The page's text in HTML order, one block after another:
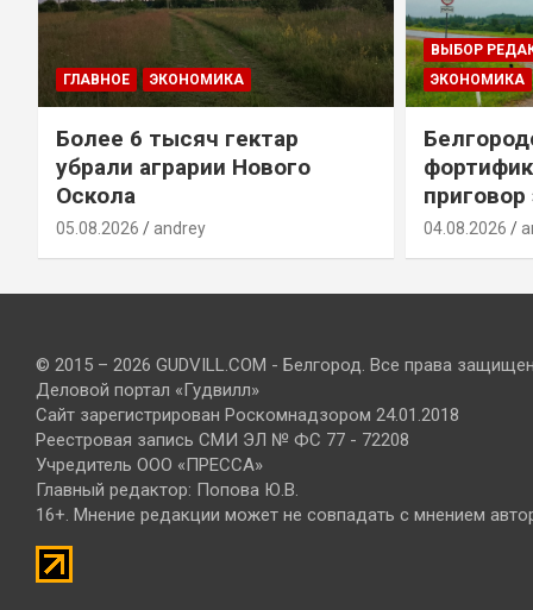
ГЛАВНОЕ ЭКОНОМИКА
Более 6 тысяч гектар
убрали аграрии Нового
Оскола
05.08.2026 andrey
ВЫБОР
ЭКОНОМИКА
04.08.2026
© 2015 – 2026 GUDVILL.COM - Белгород. Все права
Деловой портал «Гудвилл»
Сайт зарегистрирован Роскомнадзором 24.01.2018
Реестровая запись СМИ ЭЛ № ФС 77 - 72208
Учредитель ООО «ПРЕССА»
Главный редактор: Попова Ю.В.
16+. Мнение редакции может не совпадать с мнением